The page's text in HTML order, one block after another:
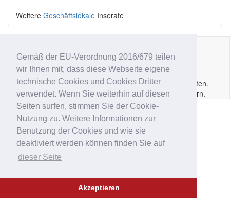
Gemäß der EU-Verordnung 2016/679 teilen
wir Ihnen mit, dass diese Webseite eigene
technische Cookies und Cookies Dritter
verwendet. Wenn Sie weiterhin auf diesen
Seiten surfen, stimmen Sie der Cookie-
Nutzung zu. Weitere Informationen zur
Benutzung der Cookies und wie sie
deaktiviert werden können finden Sie auf
dieser Seite
Akzeptieren
Weitere Geschäftslokale Inserate
Impressum |Datenschutz|AGB| Kontakt | Hilfe|P.IVA
IT02621350210
Copyright © 2014 - 2026 Immobar.it. Alle Rechte vorbehalten.
Ausgewiesene Marken gehören den jeweiligen Eigentümern.